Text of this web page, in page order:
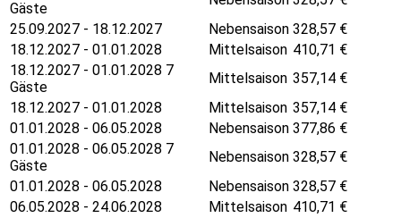
Gäste
25.09.2027 - 18.12.2027
Nebensaison 328,57 €
18.12.2027 - 01.01.2028
Mittelsaison 410,71 €
18.12.2027 - 01.01.2028 7
Gäste
Mittelsaison 357,14 €
18.12.2027 - 01.01.2028
Mittelsaison 357,14 €
01.01.2028 - 06.05.2028
Nebensaison 377,86 €
01.01.2028 - 06.05.2028 7
Gäste
Nebensaison 328,57 €
01.01.2028 - 06.05.2028
Nebensaison 328,57 €
06.05.2028 - 24.06.2028
Mittelsaison 410,71 €